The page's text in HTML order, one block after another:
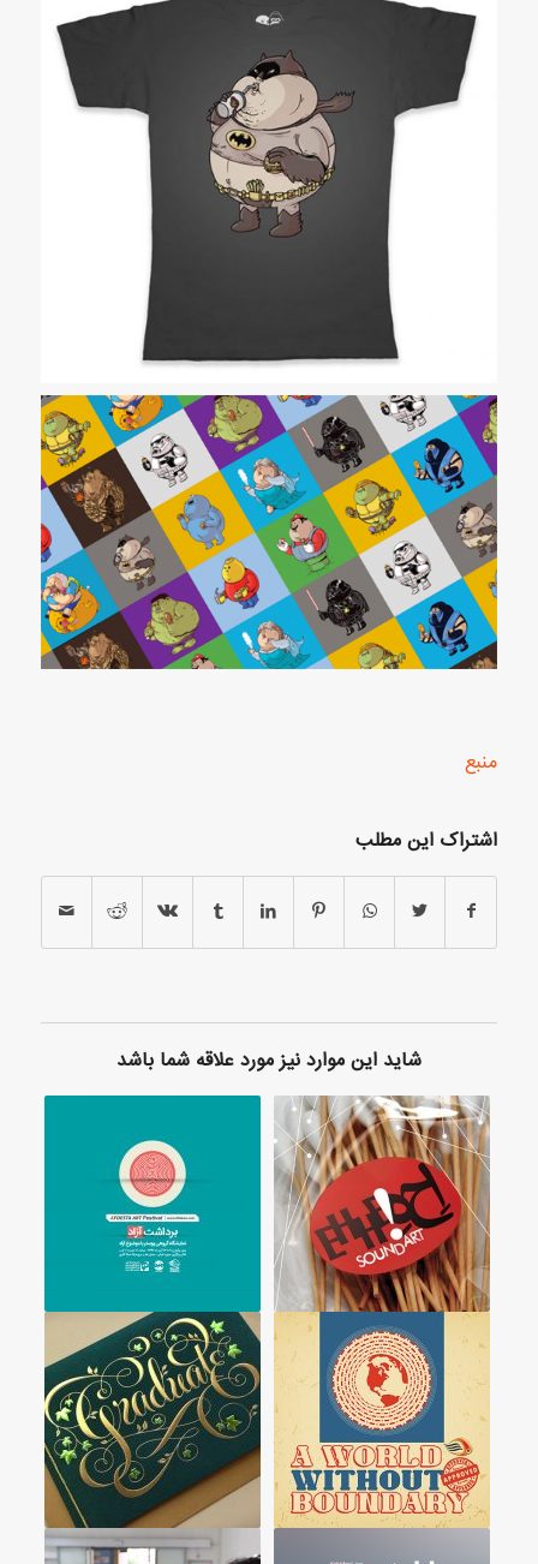
منبع
اشتراک این مطلب
شاید این موارد نیز مورد علاقه شما باشد